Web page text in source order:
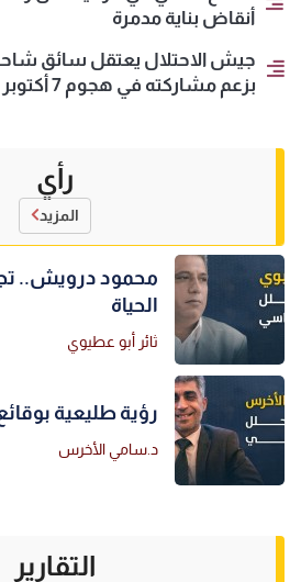
أنقاض بناية مدمرة
جيش الاحتلال يعتقل سائق
بزعم مشاركته في هجوم 7 أكتوبر
رأي
المزيد
محمود درويش..
الحياة
ثائر أبو عطيوي
رؤية طليعية
د.سامي الأخرس
التقارير